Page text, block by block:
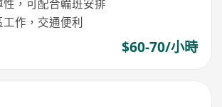
，可配合輪班安排
作，交通便利
$60-70/小時